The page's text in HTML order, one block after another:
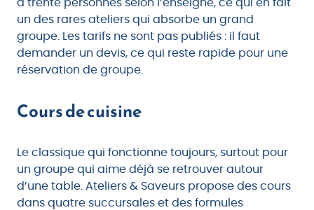
à trente personnes selon l’enseigne, ce qui en fait
un des rares ateliers qui absorbe un grand
groupe. Les tarifs ne sont pas publiés : il faut
demander un devis, ce qui reste rapide pour une
réservation de groupe.
Cours de cuisine
Le classique qui fonctionne toujours, surtout pour
un groupe qui aime déjà se retrouver autour
d’une table. Ateliers & Saveurs propose des cours
dans quatre succursales et des formules